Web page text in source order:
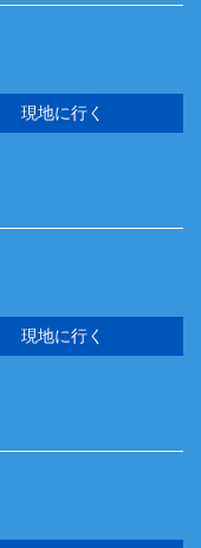
現地に行く
現地に行く